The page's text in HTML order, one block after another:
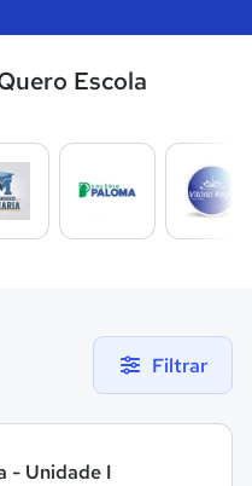
Escola
Filtrar
- Unidade I